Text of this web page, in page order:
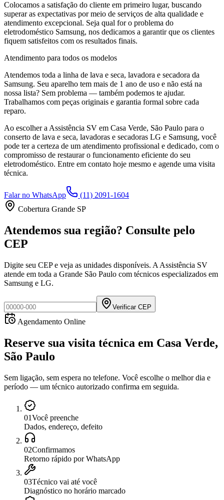
Colocamos a satisfação do cliente em primeiro lugar, buscando
superar as expectativas por meio de serviços de alta qualidade e
atendimento excepcional. Seja qual for o problema do
eletrodoméstico Samsung, nos dedicamos a garantir que os clientes
fiquem satisfeitos com os resultados finais.
Atendimento para todos os modelos
Atendemos toda a linha de lava e seca, lavadora e secadora da
Samsung. Seu aparelho tem mais de 1 ano de uso e não está na
nossa lista? Sem problema — também podemos te ajudar.
Trabalhamos com peças originais e garantia formal sobre cada
reparo.
Ao escolher a Assistência SV em Casa Verde, São Paulo para o
conserto de lava e seca, lavadoras e secadoras LG e Samsung, você
pode ter a certeza de um atendimento profissional e dedicado, com o
compromisso de restaurar o funcionamento eficiente do seu
eletrodoméstico. Entre em contato hoje mesmo e agende uma visita
técnica.
Falar no WhatsApp
(11) 2091-1604
Cobertura Grande SP
Atendemos sua região? Consulte pelo
CEP
Digite seu CEP e veja as unidades disponíveis. A Assistência SV
atende em toda a Grande São Paulo com técnicos especializados em
Samsung e LG.
Verificar CEP
Agendamento Online
Reserve sua visita técnica em Casa Verde,
São Paulo
Sem ligação, sem espera no telefone. Você escolhe o melhor dia e
período — um técnico autorizado confirma em seguida.
01Você preenche
Dados, endereço, defeito
02Confirmamos
Retorno rápido por WhatsApp
03Técnico vai até você
Diagnóstico no horário marcado